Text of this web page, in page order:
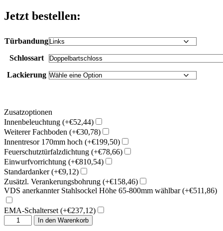
Jetzt bestellen:
Türbandung
Schlossart
Lackierung
Zusatzoptionen
Innenbeleuchtung (+€52,44)
Weiterer Fachboden (+€30,78)
Innentresor 170mm hoch (+€199,50)
Feuerschutztürfalzdichtung (+€78,66)
Einwurfvorrichtung (+€810,54)
Standardanker(+€9,12)
Zusätzl. Verankerungsbohrung (+€158,46)
VDS anerkannter Stahlsockel Höhe 65-800mm wählbar(+€511,86)
EMA-Schalterset (+€237,12)
Wertheim
Wertschutzschrank
In den Warenkorb